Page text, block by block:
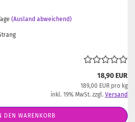
(Ausland abweichend)
18,90 EUR
189,00 EUR pro kg
inkl. 19% MwSt. zzgl. Versand
DEN WARENKORB